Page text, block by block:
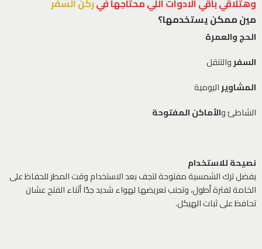
وهتلاقي باقي الادوات اللي محتاجها فيركن السفر
مين ممكن يستخدمها؟
الحج والعمرة
السفروالتنقل
المشاويراليومية
الشاطئ والأماكن المفتوحة
نصيحة للاستخدام
يفضل ترك الشمسية مفتوحة لتجف بعد الاستخدام وقت المطر للحفاظ على
الخامة لفترة أطول، وتجنب تعريضها لهواء شديد جدًا أثناء الفتح عشان
تحافظ على ثبات الهيكل.